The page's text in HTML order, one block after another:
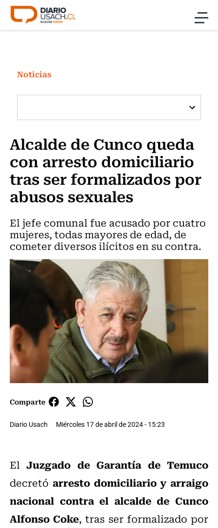
Click acá para ir directamente al contenido
Investigación
Cultura
Programas Radio y TV Usach
Noticias
Alcalde de Cunco queda
con arresto domiciliario
tras ser formalizados por
abusos sexuales
El jefe comunal fue acusado por cuatro
mujeres, todas mayores de edad, de
cometer diversos ilícitos en su contra.
Comparte
Diario Usach Miércoles 17 de abril de 2024 - 15:23
ElJuzgado de Garantía de Temuco
decretó arresto domiciliario y arraigo
nacional contra el alcalde de Cunco
Alfonso Coke, tras ser formalizado por